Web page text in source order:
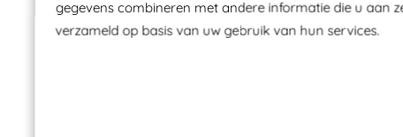
gegevens combineren met andere informatie die u aan
verzameld op basis van uw gebruik van hun services.